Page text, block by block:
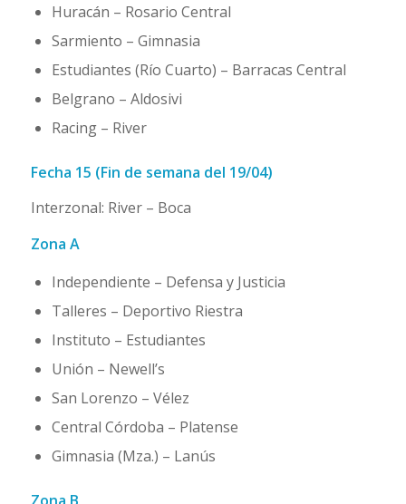
Huracán – Rosario Central
Sarmiento – Gimnasia
Estudiantes (Río Cuarto) – Barracas Central
Belgrano – Aldosivi
Racing – River
Fecha 15 (Fin de semana del 19/04)
Interzonal: River – Boca
Zona A
Independiente – Defensa y Justicia
Talleres – Deportivo Riestra
Instituto – Estudiantes
Unión – Newell’s
San Lorenzo – Vélez
Central Córdoba – Platense
Gimnasia (Mza.) – Lanús